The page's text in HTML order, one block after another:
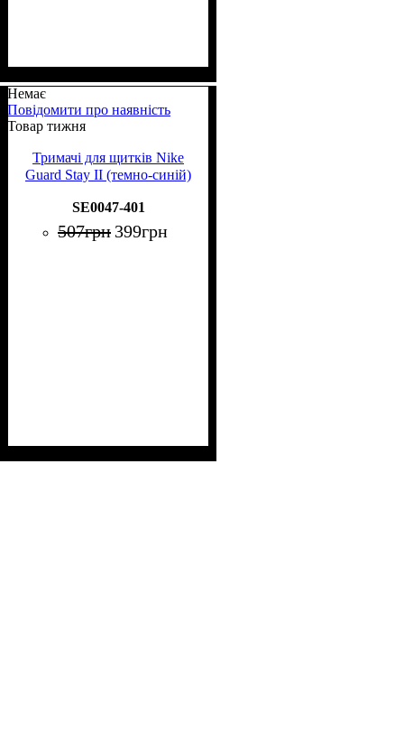
Немає
Повідомити про наявність
Товар тижня
Тримачі для щитків Nike
Guard Stay II (темно-синій)
SE0047-401
507грн 399грн